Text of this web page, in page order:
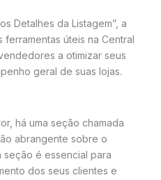
Detalhes da Listagem”, a
úteis na Central
a otimizar seus
geral de suas lojas.
há uma seção chamada
abrangente sobre o
seção é essencial para
dos seus clientes e